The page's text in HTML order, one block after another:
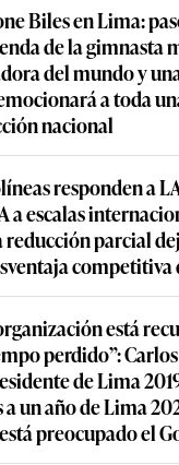
Biles en Lima:
de la gimnasta
del mundo y
a toda
nacional
responden a
a escalas
reducción parcial
competitiva
está
perdido”:
de Lima
a un año de Lima
preocupado el